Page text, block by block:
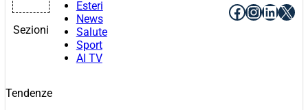
Sezioni
Esteri
News
Salute
Sport
AI TV
Facebook
X
Tendenze